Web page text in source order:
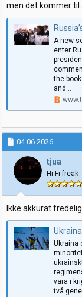
men det kommer til
Russia’s
A new
enter
the
and...
04.06.2026
tjua
Hi-Fi freak
Ikke akkurat
Ukraina: Ungern
Ukraina
vara i
två